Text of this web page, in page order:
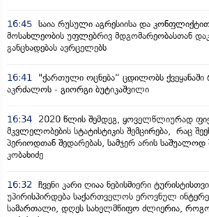
16:45 საია რუსული აგრესიისა და
მოსახლეობის უფლებრივ მდგომარეობასთან
განცხადებას ავრცელებს
16:41
"ქართული ოცნება“ ცდილობს ქვეყანაში
აკრძალოს - გიორგი ბუტიკაშვილი
16:34
2020 წლის შემდეგ, ყოველწლიურად
მკვლელობების სტატისტიკის შემცირება, რაც
პერიოდთან შედარებას, სამჯერ არის საშუალოდ
კობახიძე
16:32 ჩვენი კარი ღიაა ნებისმიერი
უპირისპირდება საქართველოს ეროვნულ
სამართალი, დღეს სახელმწიფო ძლიერია,